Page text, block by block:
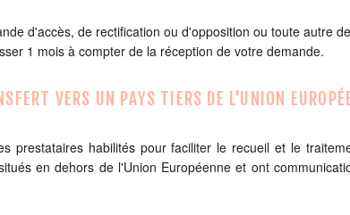
d'accès, de rectification ou d'opposition ou toute autre
1 mois à compter de la réception de votre demande.
VERS UN PAYS TIERS DE L'UNION
prestataires habilités pour faciliter le recueil et le
en dehors de l'Union Européenne et ont